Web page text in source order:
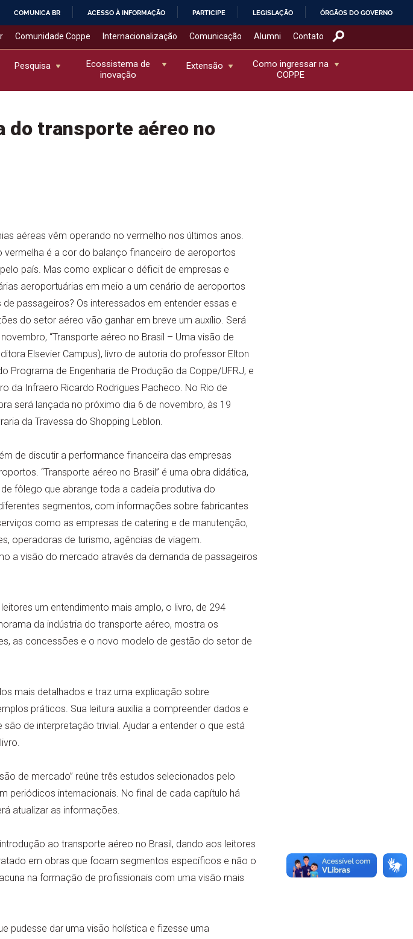
COMUNICA BR ACESSO À INFORMAÇÃO PARTICIPE LEGISLAÇÃO ÓRGÃOS DO GOVERNO
Comunidade Coppe Internacionalização Comunicação Alumni Contato
Pesquisa
Ecossistema de
inovação
Extensão
Como ingressar na
COPPE
do transporte aéreo no
aéreas vêm operando no vermelho nos últimos anos.
vermelha é a cor do balanço financeiro de aeroportos
país. Mas como explicar o déficit de empresas e
aeroportuárias em meio a um cenário de aeroportos
passageiros? Os interessados em entender essas e
do setor aéreo vão ganhar em breve um auxílio. Será
“Transporte aéreo no Brasil – Uma visão de
Elsevier Campus), livro de autoria do professor Elton
Programa de Engenharia de Produção da Coppe/UFRJ, e
da Infraero Ricardo Rodrigues Pacheco. No Rio de
será lançada no próximo dia 6 de novembro, às 19
da Travessa do Shopping Leblon.
de discutir a performance financeira das empresas
“Transporte aéreo no Brasil” é uma obra didática,
fôlego que abrange toda a cadeia produtiva do
segmentos, com informações sobre fabricantes
como as empresas de catering e de manutenção,
operadoras de turismo, agências de viagem.
a visão do mercado através da demanda de passageiros
um entendimento mais amplo, o livro, de 294
da indústria do transporte aéreo, mostra os
as concessões e o novo modelo de gestão do setor de
mais detalhados e traz uma explicação sobre
práticos. Sua leitura auxilia a compreender dados e
de interpretação trivial. Ajudar a entender o que está
de mercado” reúne três estudos selecionados pelo
periódicos internacionais. No final de cada capítulo há
atualizar as informações.
ao transporte aéreo no Brasil, dando aos leitores
em obras que focam segmentos específicos e não o
na formação de profissionais com uma visão mais
pudesse dar uma visão holística e fizesse uma